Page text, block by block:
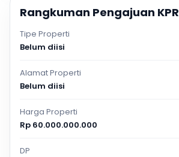
Rangkuman Pengajuan KPR
Tipe Properti
Belum diisi
Alamat Properti
Belum diisi
Harga Properti
Rp 60.000.000.000
DP